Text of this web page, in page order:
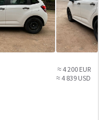
≈ 4 200 EUR
≈ 4 839 USD